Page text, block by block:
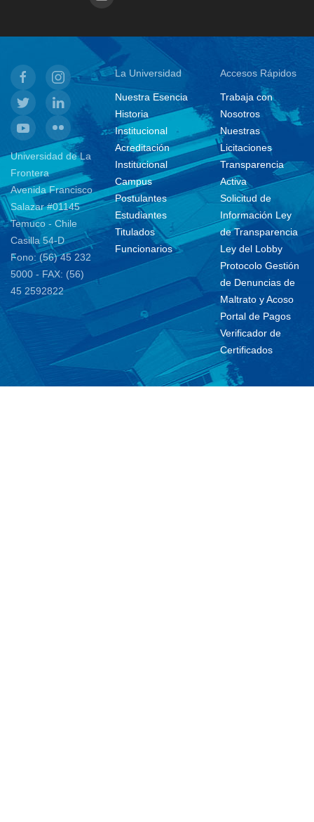
Universidad de La
Frontera
Avenida Francisco
Salazar #01145
Temuco - Chile
Casilla 54-D
Fono: (56) 45 232
5000 - FAX: (56)
45 2592822
La Universidad
Nuestra Esencia
Historia
Institucional
Acreditación
Institucional
Campus
Postulantes
Estudiantes
Titulados
Funcionarios
Accesos Rápidos
Trabaja con
Nosotros
Nuestras
Licitaciones
Transparencia
Activa
Solicitud de
Información Ley
de Transparencia
Ley del Lobby
Protocolo Gestión
de Denuncias de
Maltrato y Acoso
Portal de Pagos
Verificador de
Certificados